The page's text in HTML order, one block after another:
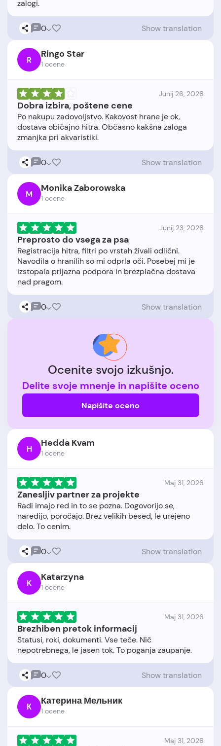
0 Show translation
R Ringo Star
1 ocene
Junij 26, 2026
Dobra izbira, poštene cene
Po nakupu zadovoljstvo. Kakovost hrane je ok,
dostava običajno hitra. Občasno kakšna zaloga
0 Show translation
M Monika Zaborowska
1 ocene
Junij 23, 2026
Preprosto do vsega za psa
Registracija hitra, filtri po vrstah živali odlični.
Navodila o hranilih so mi odprla oči. Posebej mi je
izstopala prijazna podpora in brezplačna dostava
0 Show translation
Ocenite svojo izkušnjo.
Delite svoje mnenje in napišite oceno
Napišite oceno
H Hedda Kvam
1 ocene
Maj 31, 2026
Zanesljiv partner za projekte
Radi imajo red in to se pozna. Dogovorijo se,
naredijo, poročajo. Brez velikih besed, le urejeno
0 Show translation
K Katarzyna
1 ocene
Maj 31, 2026
Brezhiben pretok informacij
Statusi, roki, dokumenti. Vse teče. Nič
0 Show translation
К Катерина Мельник
1 ocene
Maj 31, 2026